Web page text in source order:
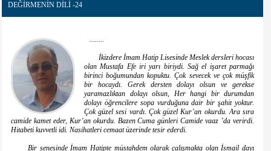
DEĞİRMENİN DİLİ -24
........
İkizdere İmam Hatip Lisesinde Meslek dersleri hocası
olan Mustafa Efe iri yarı biriydi. Sağ el işaret parmağı
birinci boğumundan kopuktu. Çok sevecek ve çok müşfik
bir hocaydı. Gerek dersten dolayı olsun ve gerekse
yaramazlıktan dolayı olsun, Her hangi bir durumdan
dolayı öğrencilere sopa vurduğuna dair bir şahit yoktur.
Çok güzel sesi vardı. Çok güzel Kur’an okurdu. Ara sıra
camide kamet eder, Kur’an okurdu. Bazen Cuma günleri Camide vaaz ’da verirdi.
Hitabeti kuvvetli idi. Nasihatleri cemaat üzerinde tesir ederdi.
Bir senesinde İmam Hatipte müstahdem olarak çalışmakta olan İsmail dayı